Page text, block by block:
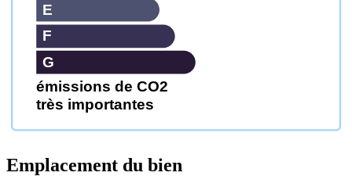
émissions de CO2
très importantes
G
F
E
Emplacement du bien